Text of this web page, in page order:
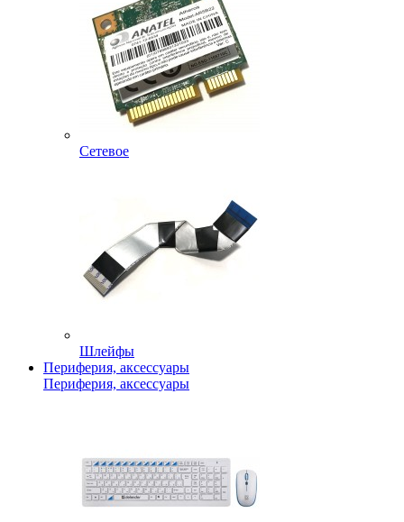
Сетевое
Шлейфы
Периферия, аксессуары
Периферия, аксессуары